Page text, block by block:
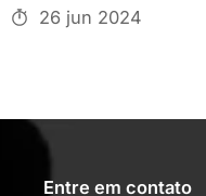
26 jun 2024
Entre em contato